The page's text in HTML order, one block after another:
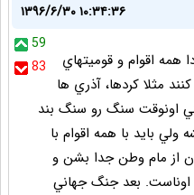
۱۳۹۶/۶/۳۰ ۱۰:۳۴:۳۶
59
83
همه اقوام و قوميتهاي
مثلا كردها، آذري ها
اونوقت سنگ رو سنگ بند
بايد با همه اقوام با
از مام وطن جدا بشن و
بعد جنگ جهاني